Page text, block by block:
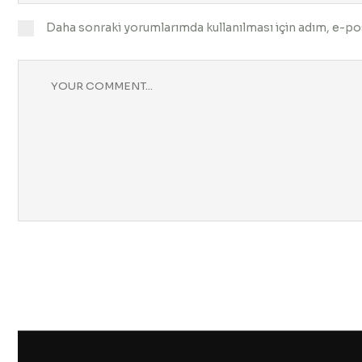
Daha sonraki yorumlarımda kullanılması için adım, e-